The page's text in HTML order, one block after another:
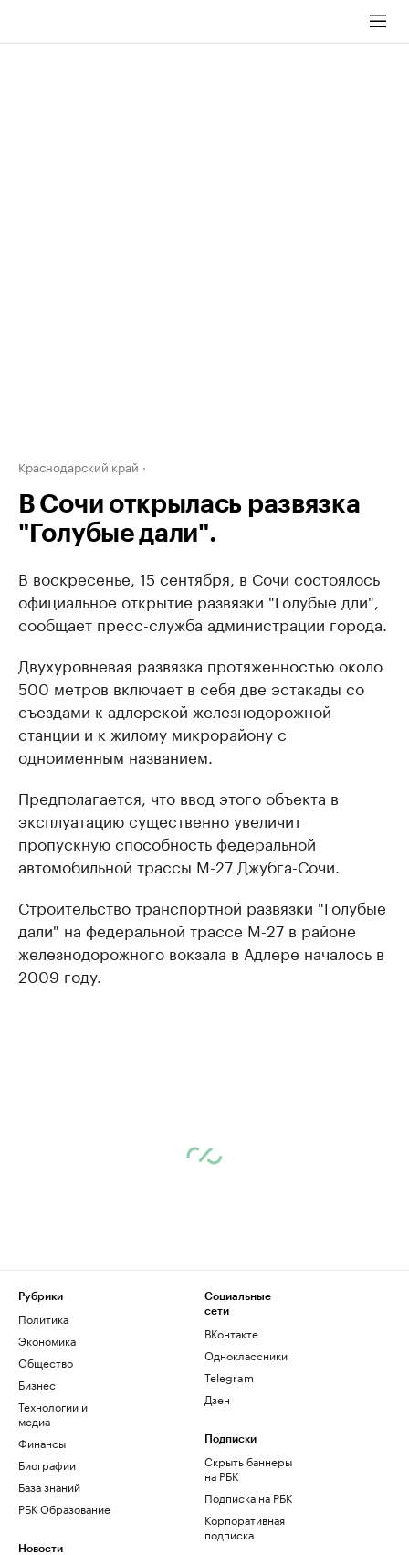
Краснодарский край
В Сочи открылась развязка
"Голубые дали".
В воскресенье, 15 сентября, в Сочи состоялось
официальное открытие развязки "Голубые дли",
сообщает пресс-служба администрации города.
Двухуровневая развязка протяженностью около
500 метров включает в себя две эстакады со
съездами к адлерской железнодорожной
станции и к жилому микрорайону с
одноименным названием.
Предполагается, что ввод этого объекта в
эксплуатацию существенно увеличит
пропускную способность федеральной
автомобильной трассы М-27 Джубга-Сочи.
Строительство транспортной развязки "Голубые
дали" на федеральной трассе М-27 в районе
железнодорожного вокзала в Адлере началось в
2009 году.
Рубрики
Политика
Экономика
Общество
Бизнес
Технологии и
медиа
Финансы
Биографии
База знаний
РБК Образование
Новости
Социальные
сети
ВКонтакте
Одноклассники
Telegram
Дзен
Подписки
Скрыть баннеры
на РБК
Подписка на РБК
Корпоративная
подписка